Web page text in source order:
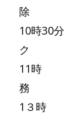
除
10時30
ク
11時
1３時